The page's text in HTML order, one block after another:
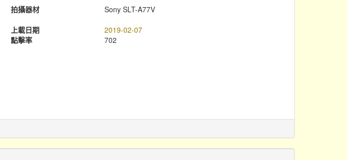
拍攝器材
Sony SLT-A77V
上載日期
2019-02-07
點擊率
702